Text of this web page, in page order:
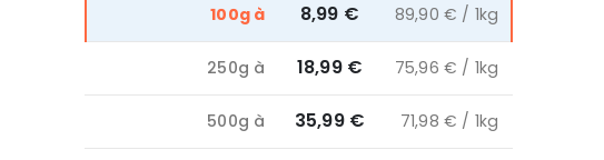
100g à 8,99 € 89,90 € / 1kg
250g à 18,99 € 75,96 € / 1kg
500g à 35,99 € 71,98 € / 1kg